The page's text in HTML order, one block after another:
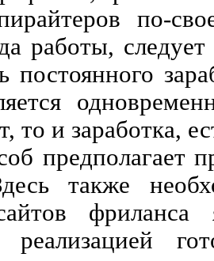
по-
работы,
постоянного
то и заработка,
предполагает
также
реализацией